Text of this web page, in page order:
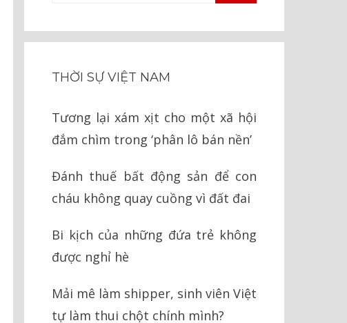
THỜI SỰ VIỆT NAM
Tương lại xám xịt cho một xã hội
đắm chìm trong ‘phân lô bán nền’
Đánh thuế bất động sản để con
cháu không quay cuồng vì đất đai
Bi kịch của những đứa trẻ không
được nghỉ hè
Mải mê làm shipper, sinh viên Việt
tự làm thui chột chính mình?